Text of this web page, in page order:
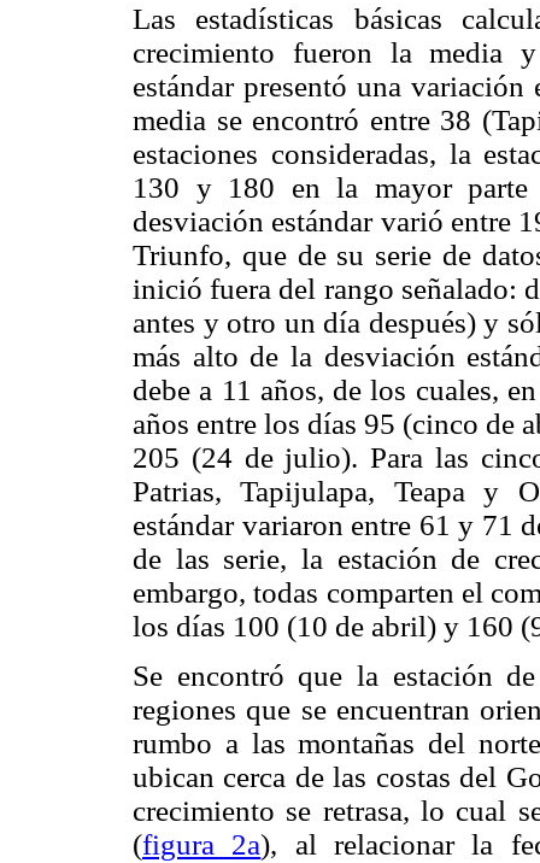
Las estadísticas básicas
crecimiento fueron la media
estándar presentó una
media se encontró entre 38
estaciones consideradas, la
130 y 180 en la mayor
desviación estándar varió entre
Triunfo, que de su serie de
inició fuera del rango señalado:
antes y otro un día después) y
más alto de la desviación
debe a 11 años, de los cuales,
años entre los días 95 (cinco de
205 (24 de julio). Para las
Patrias, Tapijulapa, Teapa y
estándar variaron entre 61 y 71
de las serie, la estación de
embargo, todas comparten el
los días 100 (10 de abril) y 160
Se encontró que la estación
regiones que se encuentran
rumbo a las montañas del
ubican cerca de las costas del
crecimiento se retrasa, lo cual
(figura 2a), al relacionar la